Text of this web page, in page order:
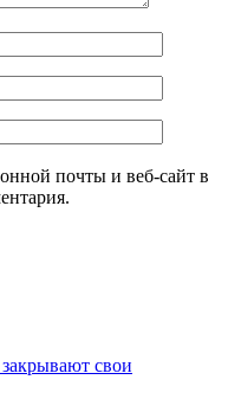
почты и веб-сайт в
свои